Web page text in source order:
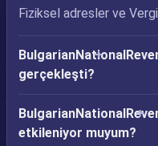
Fiziksel adresler ve Vergi
gerçekleşti?
etkileniyor muyum?